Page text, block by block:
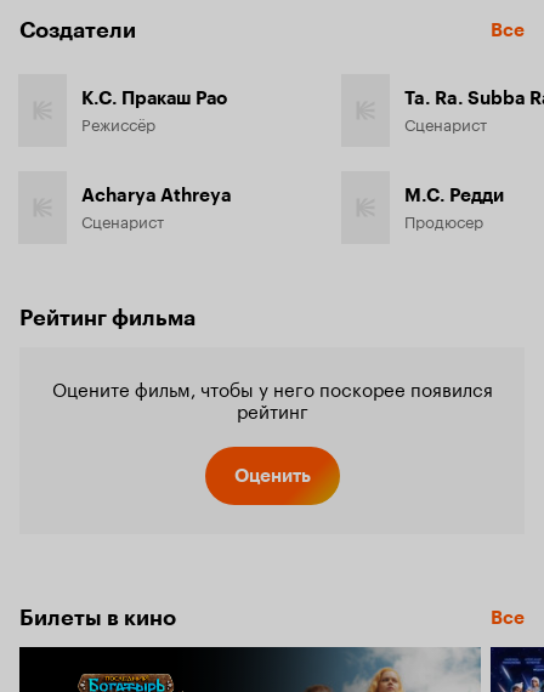
Создатели Все
К.С. Пракаш Рао
Режиссёр
Acharya Athreya
Сценарист
Ta. Ra. Subba
Сценарист
М.С. Редди
Продюсер
Рейтинг фильма
Оцените фильм, чтобы у него поскорее появился
рейтинг
Оценить
Билеты в кино Все